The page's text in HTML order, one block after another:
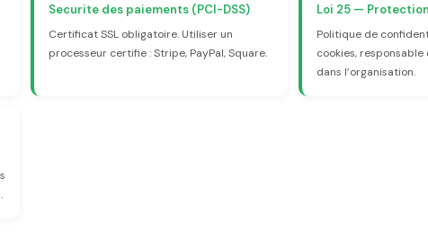
Securite des paiements (PCI-DSS)
Certificat SSL obligatoire. Utiliser un
processeur certifie : Stripe, PayPal, Square.
Loi 25 —
Politique de
cookies,
dans l’organisation.